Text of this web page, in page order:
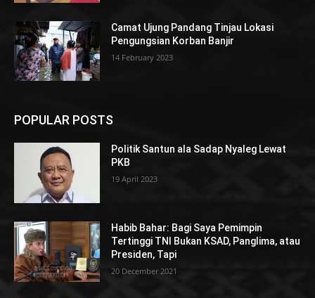
Camat Ujung Pandang Tinjau Lokasi
Pengungsian Korban Banjir
14 February 2023
POPULAR POSTS
Politik Santun ala Sadap Nyaleg Lewat
PKB
19 April 2023
Habib Bahar: Bagi Saya Pemimpin
Tertinggi TNI Bukan KSAD, Panglima, atau
Presiden, Tapi
20 December 2021